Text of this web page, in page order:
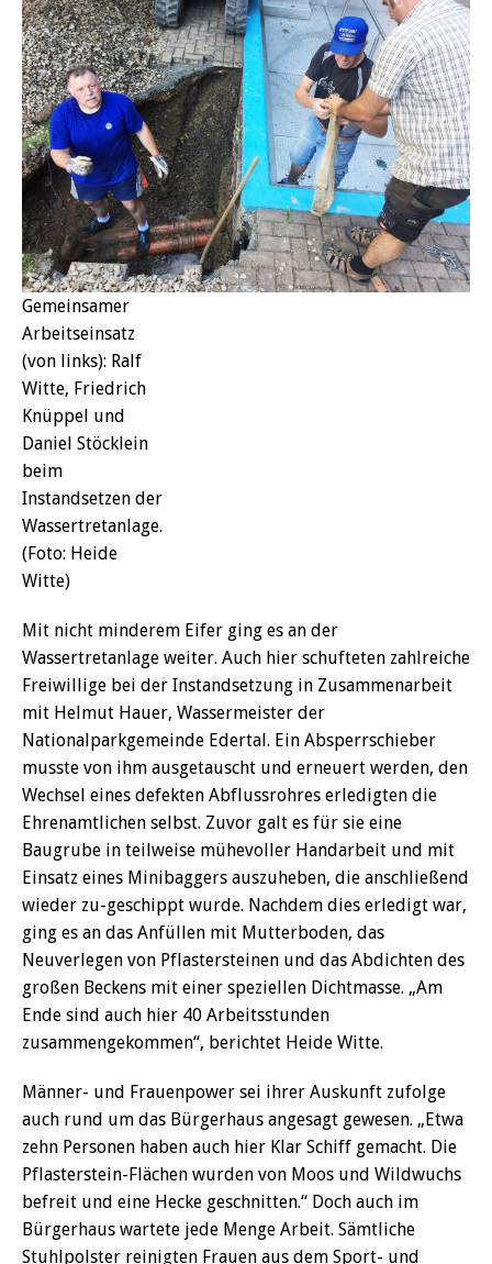
Gemeinsamer
Arbeitseinsatz
(von links): Ralf
Witte, Friedrich
Knüppel und
Daniel Stöcklein
beim
Instandsetzen der
Wassertretanlage.
(Foto: Heide
Witte)
Mit nicht minderem Eifer ging es an der
Wassertretanlage weiter. Auch hier schufteten zahlreiche
Freiwillige bei der Instandsetzung in Zusammenarbeit
mit Helmut Hauer, Wassermeister der
Nationalparkgemeinde Edertal. Ein Absperrschieber
musste von ihm ausgetauscht und erneuert werden, den
Wechsel eines defekten Abflussrohres erledigten die
Ehrenamtlichen selbst. Zuvor galt es für sie eine
Baugrube in teilweise mühevoller Handarbeit und mit
Einsatz eines Minibaggers auszuheben, die anschließend
wieder zu-geschippt wurde. Nachdem dies erledigt war,
ging es an das Anfüllen mit Mutterboden, das
Neuverlegen von Pflastersteinen und das Abdichten des
großen Beckens mit einer speziellen Dichtmasse. „Am
Ende sind auch hier 40 Arbeitsstunden
zusammengekommen“, berichtet Heide Witte.
Männer- und Frauenpower sei ihrer Auskunft zufolge
auch rund um das Bürgerhaus angesagt gewesen. „Etwa
zehn Personen haben auch hier Klar Schiff gemacht. Die
Pflasterstein-Flächen wurden von Moos und Wildwuchs
befreit und eine Hecke geschnitten.“ Doch auch im
Bürgerhaus wartete jede Menge Arbeit. Sämtliche
Stuhlpolster reinigten Frauen aus dem Sport- und